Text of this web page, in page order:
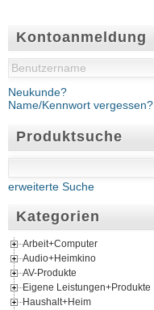
Kontoanmeldung
Neukunde?
Name/Kennwort vergessen?
Produktsuche
erweiterte Suche
Kategorien
Arbeit+Computer
Audio+Heimkino
AV-Produkte
Eigene Leistungen+Produkte
Haushalt+Heim